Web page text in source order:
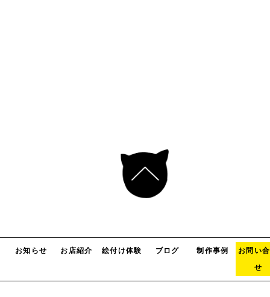
お知らせ お店紹介 絵付け体験 ブログ 制作事例
お問い
せ